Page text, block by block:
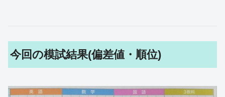
今回の模試結果(偏差値・順位)